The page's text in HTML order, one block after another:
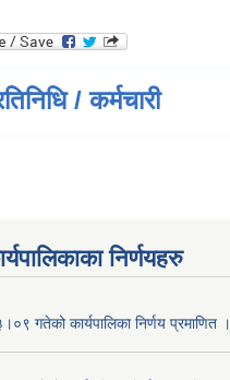
/ कर्मचारी
निर्णयहरु
गतेको कार्यपालिका निर्णय प्रमाणित ।